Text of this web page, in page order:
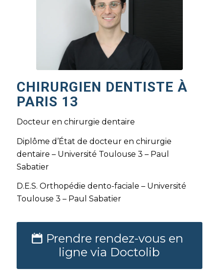
CHIRURGIEN DENTISTE À
PARIS 13
Docteur en chirurgie dentaire
Diplôme d’État de docteur en chirurgie
dentaire – Université Toulouse 3 – Paul
Sabatier
D.E.S. Orthopédie dento-faciale – Université
Toulouse 3 – Paul Sabatier
Prendre rendez-vous en
ligne via Doctolib